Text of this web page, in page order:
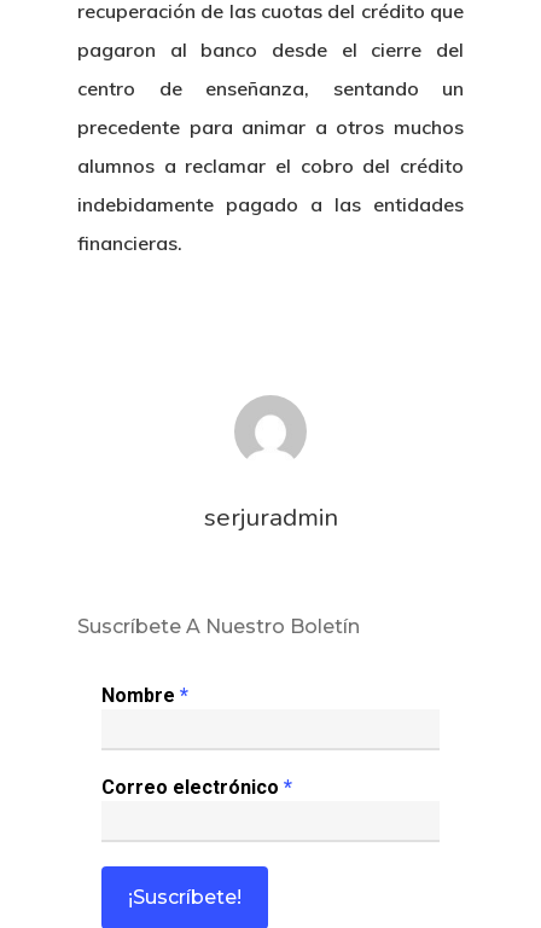
recuperación de las cuotas del crédito que
pagaron al banco desde el cierre del
centro de enseñanza, sentando un
precedente para animar a otros muchos
alumnos a reclamar el cobro del crédito
indebidamente pagado a las entidades
financieras.
serjuradmin
Suscríbete A Nuestro Boletín
Nombre *
Correo electrónico *
Noticias